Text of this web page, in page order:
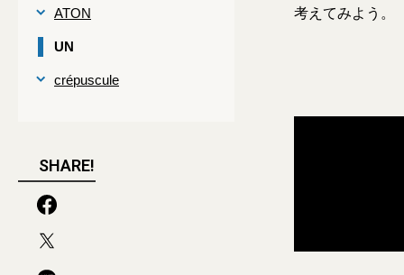
ATON
UN
crépuscule
SHARE!
考えてみよう。